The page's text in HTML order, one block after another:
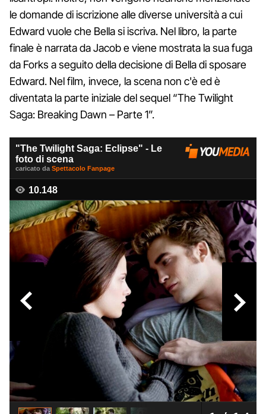
le domande di iscrizione alle diverse università a cui
Edward vuole che Bella si iscriva. Nel libro, la parte
finale è narrata da Jacob e viene mostrata la sua fuga
da Forks a seguito della decisione di Bella di sposare
Edward. Nel film, invece, la scena non c'è ed è
diventata la parte iniziale del sequel “The Twilight
Saga: Breaking Dawn – Parte 1”.